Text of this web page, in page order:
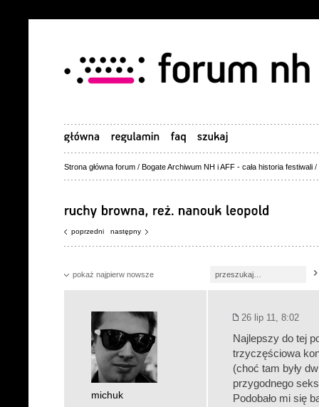
Strona główna forum / Bogate Archiwum NH i AFF - cała historia festiwali /
poprzedni następny
pokaż najpierw nowsze
michuk
26 lip 11, 8:02
Najlepszy do tej
trzyczęściowa
(choć tam były
przygodnego
Podobało mi się